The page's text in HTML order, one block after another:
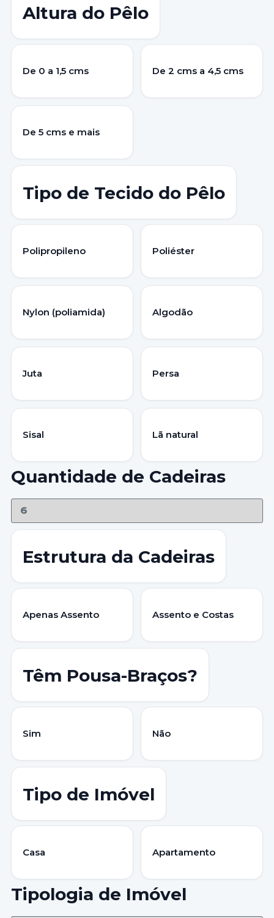
Altura do Pêlo
De 0 a 1,5 cms De 2 cms a 4,5 cms
De 5 cms e mais
Tipo de Tecido do Pêlo
Polipropileno Poliéster
Nylon (poliamida) Algodão
Juta Persa
Sisal Lã natural
Quantidade de Cadeiras
Estrutura da Cadeiras
Apenas Assento Assento e Costas
Têm Pousa-Braços?
Sim Não
Tipo de Imóvel
Casa Apartamento
Tipologia de Imóvel